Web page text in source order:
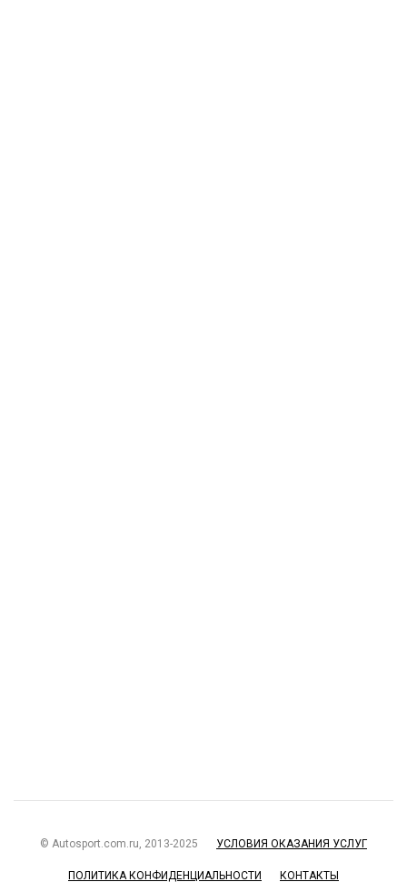
© Autosport.com.ru, 2013-2025 УСЛОВИЯ ОКАЗАНИЯ УСЛУГ
ПОЛИТИКА КОНФИДЕНЦИАЛЬНОСТИ КОНТАКТЫ